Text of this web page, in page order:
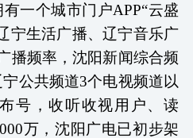
一个城市门户APP“云盛
宁生活广播、辽宁音乐广
播频率，沈阳新闻综合频
公共频道3个电视频道以
号，收听收视用户、读
万，沈阳广电已初步架